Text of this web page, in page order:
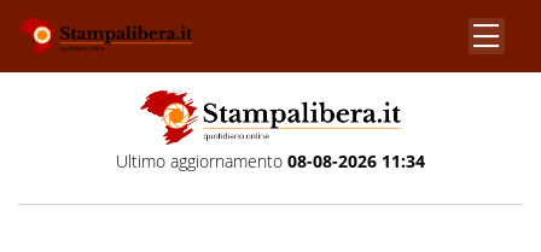
Ultimo aggiornamento 08-08-2026 11:34